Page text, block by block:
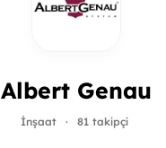
Albert Genau
İnşaat · 81 takipçi